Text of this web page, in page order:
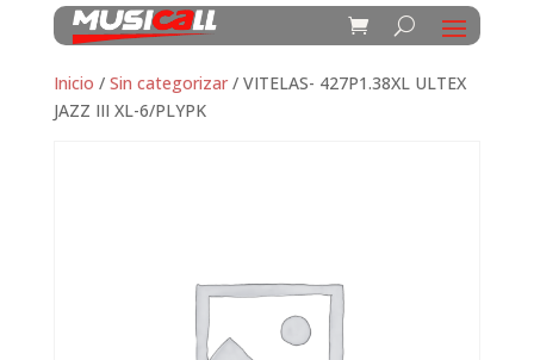
Inicio / Sin categorizar/ VITELAS- 427P1.38XL ULTEX
JAZZ III XL-6/PLYPK